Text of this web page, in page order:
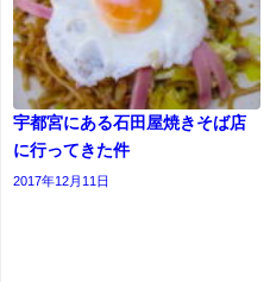
宇都宮にある石田屋焼きそば店
に行ってきた件
2017年12月11日